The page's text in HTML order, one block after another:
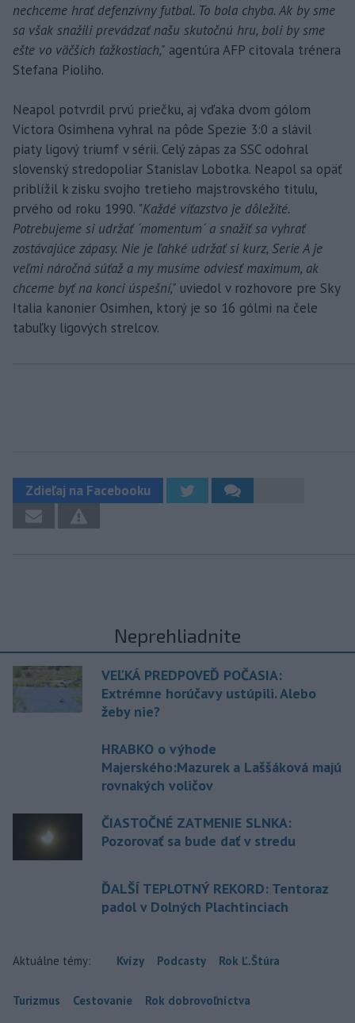
nechceme hrať defenzívny futbal. To bola chyba. Ak by sme
sa však snažili prevádzať našu skutočnú hru, boli by sme
ešte vo väčších ťažkostiach," agentúra AFP citovala trénera
Stefana Pioliho.
Neapol potvrdil prvú priečku, aj vďaka dvom gólom
Victora Osimhena vyhral na pôde Spezie 3:0 a slávil
piaty ligový triumf v sérii. Celý zápas za SSC odohral
slovenský stredopoliar Stanislav Lobotka. Neapol sa opäť
priblížil k zisku svojho tretieho majstrovského titulu,
prvého od roku 1990. "Každé víťazstvo je dôležité.
Potrebujeme si udržať ´momentum´ a snažiť sa vyhrať
zostávajúce zápasy. Nie je ľahké udržať si kurz, Serie A je
veľmi náročná súťaž a my musíme odviesť maximum, ak
chceme byť na konci úspešní," uviedol v rozhovore pre Sky
Italia kanonier Osimhen, ktorý je so 16 gólmi na čele
tabuľky ligových strelcov.
Zdieľaj na Facebooku
Neprehliadnite
VEĽKÁ PREDPOVEĎ POČASIA:
Extrémne horúčavy ustúpili. Alebo
žeby nie?
HRABKO o výhode
Majerského:Mazurek a Laššáková majú
rovnakých voličov
ČIASTOČNÉ ZATMENIE SLNKA:
Pozorovať sa bude dať v stredu
ĎALŠÍ TEPLOTNÝ REKORD: Tentoraz
padol v Dolných Plachtinciach
Aktuálne témy: Kvízy Podcasty Rok Ľ.Štúra
Turizmus Cestovanie Rok dobrovoľníctva